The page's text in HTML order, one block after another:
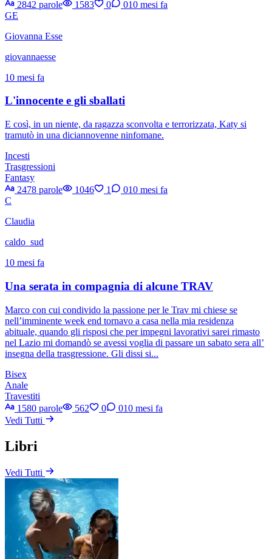
2842 parole 1583 0 010 mesi fa
GE
Giovanna Esse
giovannaesse
10 mesi fa
L'innocente e gli sballati
E così, in un niente, da ragazza sconvolta e terrorizzata, Katy si
tramutò in una diciannovenne ninfomane.
Incesti
Trasgressioni
Fantasy
2478 parole
1046 1 010 mesi fa
C
Claudia
caldo_sud
10 mesi fa
Una serata in compagnia di alcune TRAV
Marco con cui condivido la passione per le Trav mi chiese se
nell’imminente week end tornavo a casa nella mia residenza
abituale, quando gli risposi che per impegni lavorativi sarei rimasto
nel Lazio mi domandò se avessi voglia di passare un sabato sera all’
insegna della trasgressione. Gli dissi si...
Bisex
Anale
Travestiti
1580 parole
562 0 010 mesi fa
Vedi Tutti
Libri
Vedi Tutti